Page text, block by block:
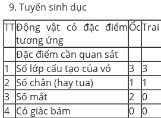
9. Tuyến sinh dục
TTĐộng vật có đặc điểm
tương ứng
ỐcTrai
Đặc điểm cần quan sát
1
Số lớp cấu tạo của vỏ 3 3
2 Số chân (hay tua) 1 1
3 Số mắt 2 0
4 Có giác bám 0 0